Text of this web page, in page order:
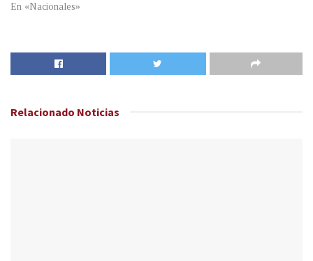
En «Nacionales»
Relacionado Noticias